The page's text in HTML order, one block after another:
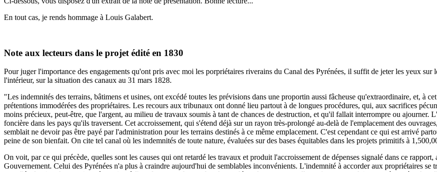
En tout cas, je rends hommage à Louis Galabert.
Note aux lecteurs dans le projet édité en 1830
Pour juger l'importance des engagements qu'ont pris avec moi les porpriétaires riverains du Canal des Pyrénées, il suffit de jeter les yeux
l'intérieur, sur la situation des canaux au 31 mars 1828.
"Les indemnités des terrains, bâtimens et usines, ont excédé toutes les prévisions dans une proportin aussi fâcheuse qu'extraordinaire, et, à
prétentions immodérées des propriétaires. Les recours aux tribunaux ont donné lieu partout à de longues procédures, qui, aux sacrifices
moins précieux, peut-être, que l'argent, au milieu de travaux soumis à tant de chances de destruction, et qu'il fallait interrompre ou ajourner.
foncière dans les pays qu'ils traversent. Cet accroissement, qui s'étend déjà sur un rayon très-prolongé au-delà de l'emplacement des
semblait ne devoir pas être payé par l'administration pour les terrains destinés à ce même emplacement. C'est cependant ce qui est arrivé
peine de son bienfait. On cite tel canal où les indemnités de toute nature, évaluées sur des bases équitables dans les projets primitifs à
On voit, par ce qui précède, quelles sont les causes qui ont retardé les travaux et produit l'accroissement de dépenses signalé dans ce
Gouvernement. Celui des Pyrénées n'a plus à craindre aujourd'hui de semblables inconvénients. L'indemnité à accorder aux propriétaires se